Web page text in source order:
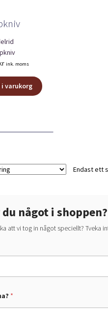
ink. moms
varukorg
Endast ett
något i shoppen?
att vi tog in något speciellt? Tveka
*